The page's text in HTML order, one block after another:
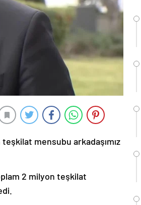
teşkilat mensubu arkadaşımız
2 milyon teşkilat